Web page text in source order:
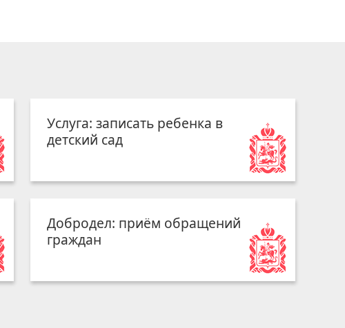
Услуга: записать ребенка в
детский сад
Добродел: приём обращений
граждан